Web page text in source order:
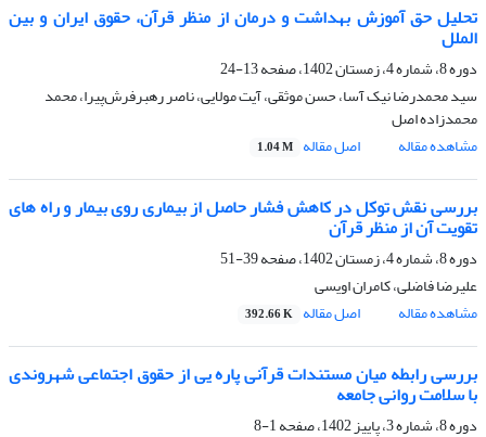
تحلیل حق آموزش بهداشت و درمان از منظر قرآن، حقوق ایران و بین
الملل
دوره 8، شماره 4، زمستان 1402، صفحه
13-24
سید محمدرضا نیک آسا، حسن موثقی، آیت مولایی، ناصر رهبرفرش‌پیرا، محمد
محمدزاده اصل
مشاهده مقاله
اصل مقاله 1.04 M
بررسی نقش توکل در کاهش فشار حاصل از بیماری روی بیمار و راه های
تقویت آن از منظر قرآن
دوره 8، شماره 4، زمستان 1402، صفحه
39-51
علیرضا فاضلی، کامران اویسی
مشاهده مقاله
اصل مقاله 392.66 K
بررسی رابطه میان مستندات قرآنی پاره یی از حقوق اجتماعی شهروندی
با سلامت روانی جامعه
دوره 8، شماره 3، پاییز 1402، صفحه 1-8